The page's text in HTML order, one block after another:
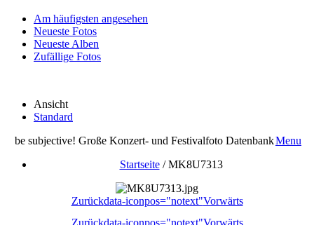
Am häufigsten angesehen
Neueste Fotos
Neueste Alben
Zufällige Fotos
Ansicht
Standard
be subjective! Große Konzert- und Festivalfoto DatenbankMenu
Startseite/MK8U7313
Zurückdata-iconpos="notext"Vorwärts